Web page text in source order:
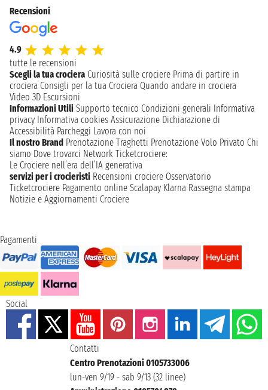
Recensioni
4.9
tutte le recensioni
Scegli la tua crociera Curiosità sulle crociere Prima di partire in
crociera Consigli per la tua Crociera Quando andare in crociera
Video 3D Escursioni
Informazioni Utili Supporto tecnico Condizioni generali Informativa
privacy Informativa cookies Assicurazione Dichiarazione di
Accessibilità Parcheggi Lavora con noi
Il nostro Brand Prenotazione Traghetti Prenotazione Volo Privato Chi
siamo Dove trovarci Network Ticketcrociere:
Le Crociere nell’era dell’IA generativa
servizi per i crocieristi Recensioni crociere Osservatorio
Ticketcrociere Pagamento online Scalapay Klarna Rassegna stampa
Notizie e Aggiornamenti Crociere
Pagamenti
Social
Contatti
Centro Prenotazioni 0105733006
lun-ven 9/19 - sab 9/13 (32 linee)